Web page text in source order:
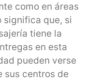
como en áreas
significa que, si
tiene la
en esta
pueden verse
sus centros de